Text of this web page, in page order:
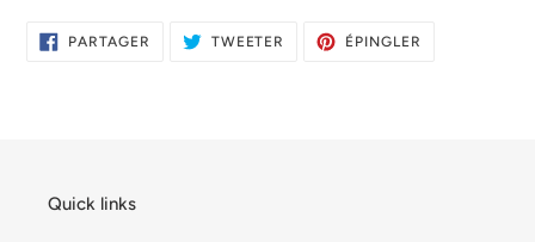
PARTAGER PARTAGERTWEETER TWEETERÉPINGLER
Quick links